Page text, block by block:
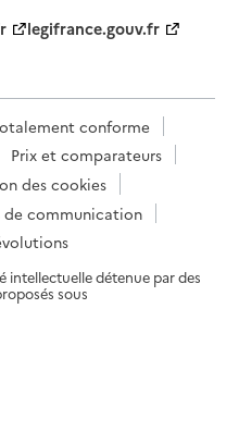
legifrance.gouv.fr
conforme
Prix et comparateurs
des cookies
de communication
intellectuelle détenue par des
sous